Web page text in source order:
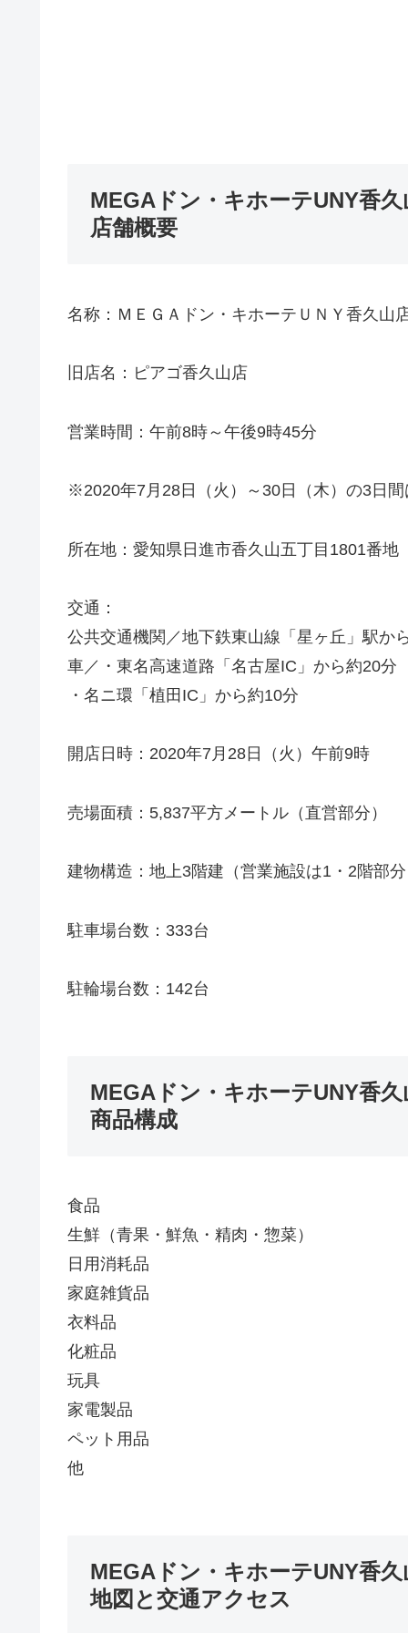
MEGAドン・キホーテUNY香久
店舗概要
名称：ＭＥＧＡドン・キホーテＵＮＹ香久山
旧店名：ピアゴ香久山店
営業時間：午前8時～午後9時45分
※2020年7月28日（火）～30日（木）の3日
所在地：愛知県日進市香久山五丁目1801番地
交通：
公共交通機関／地下鉄東山線「星ヶ丘」駅か
車／・東名高速道路「名古屋IC」から約20分
・名ニ環「植田IC」から約10分
開店日時：2020年7月28日（火）午前9時
売場面積：5,837平方メートル（直営部分）
建物構造：地上3階建（営業施設は1・2階部
駐車場台数：333台
駐輪場台数：142台
MEGAドン・キホーテUNY香久
商品構成
食品
生鮮（青果・鮮魚・精肉・惣菜）
日用消耗品
家庭雑貨品
衣料品
化粧品
玩具
家電製品
ペット用品
他
MEGAドン・キホーテUNY香久
地図と交通アクセス